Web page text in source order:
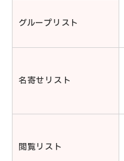
グループリスト
名寄せリスト
閲覧リスト